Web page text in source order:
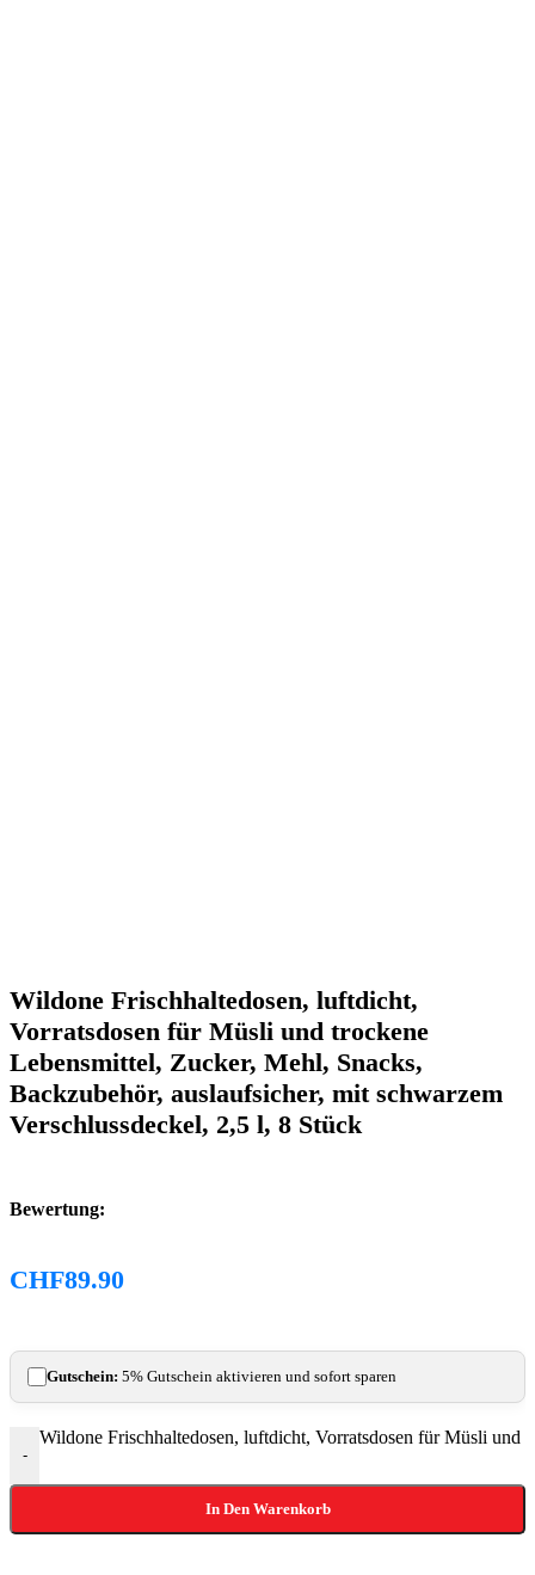
Wildone Frischhaltedosen, luftdicht,
Vorratsdosen für Müsli und trockene
Lebensmittel, Zucker, Mehl, Snacks,
Backzubehör, auslaufsicher, mit schwarzem
Verschlussdeckel, 2,5 l, 8 Stück
Bewertung:
CHF89.90
Gutschein: 5% Gutschein aktivieren und sofort sparen
-
Wildone Frischhaltedosen, luftdicht, Vorratsdosen für Müsli und
In Den Warenkorb